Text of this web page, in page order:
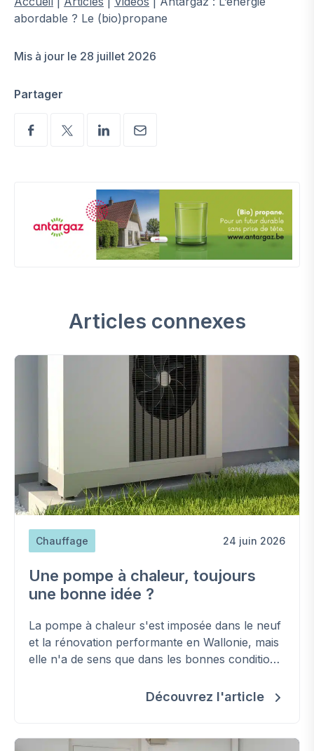
abordable ? Le (bio)propane
Mis à jour le 28 juillet 2026
Partager
Articles connexes
Chauffage 24 juin 2026
Une pompe à chaleur, toujours
une bonne idée ?
La pompe à chaleur s'est imposée dans le neuf
et la rénovation performante en Wallonie, mais
elle n'a de sens que dans les bonnes conditions.
Découvrez l'article